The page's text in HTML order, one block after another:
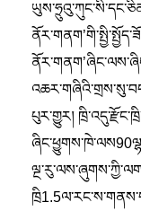
པུར་གྱུར།